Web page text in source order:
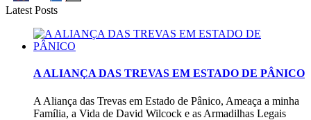
Latest Posts
A ALIANÇA DAS TREVAS EM ESTADO DE PÂNICO
A Aliança das Trevas em Estado de Pânico, Ameaça a minha
Família, a Vida de David Wilcock e as Armadilhas Legais